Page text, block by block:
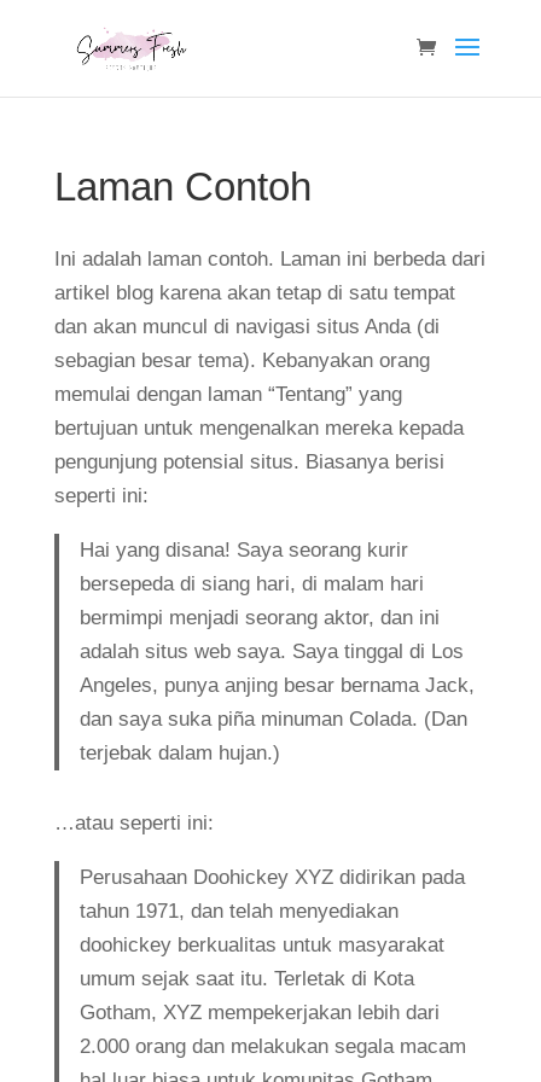
Laman Contoh
Ini adalah laman contoh. Laman ini berbeda dari
artikel blog karena akan tetap di satu tempat
dan akan muncul di navigasi situs Anda (di
sebagian besar tema). Kebanyakan orang
memulai dengan laman “Tentang” yang
bertujuan untuk mengenalkan mereka kepada
pengunjung potensial situs. Biasanya berisi
seperti ini:
Hai yang disana! Saya seorang kurir
bersepeda di siang hari, di malam hari
bermimpi menjadi seorang aktor, dan ini
adalah situs web saya. Saya tinggal di Los
Angeles, punya anjing besar bernama Jack,
dan saya suka piña minuman Colada. (Dan
terjebak dalam hujan.)
…atau seperti ini:
Perusahaan Doohickey XYZ didirikan pada
tahun 1971, dan telah menyediakan
doohickey berkualitas untuk masyarakat
umum sejak saat itu. Terletak di Kota
Gotham, XYZ mempekerjakan lebih dari
2.000 orang dan melakukan segala macam